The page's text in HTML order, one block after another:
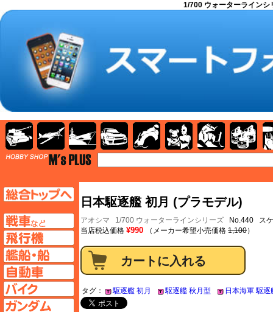
1/700 ウォーターラインシ
日本駆逐艦 初月 (プラモデル)
アオシマ 1/700 ウォーターラインシリーズ No.440 ス
当店税込価格 ¥990 （メーカー希望小売価格 1,100）
タグ： 駆逐艦 初月 駆逐艦 秋月型 日本海軍 駆逐
AFV
飛行機ページへ
艦船ページへ
自動車ページへ
バイクページへ
ガンダムページへ
AFV 飛行機 艦船 自動車 バイク キャラクターガンダム 塗料